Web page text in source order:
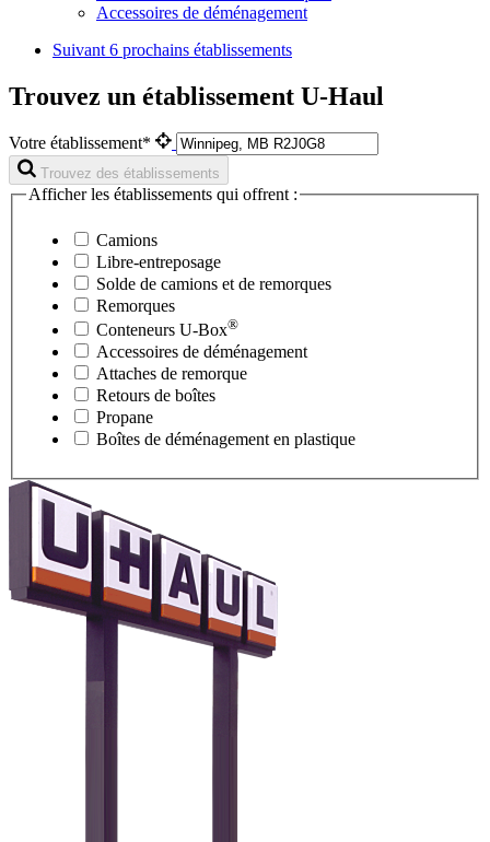
Accessoires de déménagement
Suivant 6 prochains établissements
Trouvez un établissement U-Haul
Votre établissement*
Trouvez des établissements
Afficher les établissements qui offrent :
Camions
Libre-entreposage
Solde de camions et de remorques
Remorques
Conteneurs U-Box®
Accessoires de déménagement
Attaches de remorque
Retours de boîtes
Propane
Boîtes de déménagement en plastique